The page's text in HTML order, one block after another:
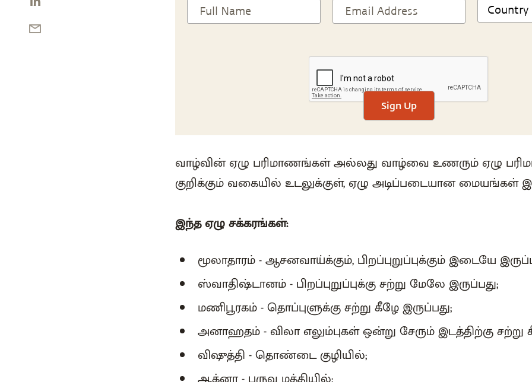
Sign Up
வாழ்வின் ஏழு பரிமாணங்கள் அல்லது வாழ்வை உணரும் ஏழு
குறிக்கும் வகையில் உடலுக்குள், ஏழு அடிப்படையான மையங்கள்
இந்த ஏழு சக்கரங்கள்:
மூலாதாரம் - ஆசனவாய்க்கும், பிறப்புறுப்புக்கும் இடையே
ஸ்வாதிஷ்டானம் - பிறப்புறுப்புக்கு சற்று மேலே இருப்பது;
மணிபூரகம் - தொப்புளுக்கு சற்று கீழே இருப்பது;
அனாஹதம் - விலா எலும்புகள் ஒன்று சேரும் இடத்திற்கு சற்று
விஷுத்தி - தொண்டை குழியில்;